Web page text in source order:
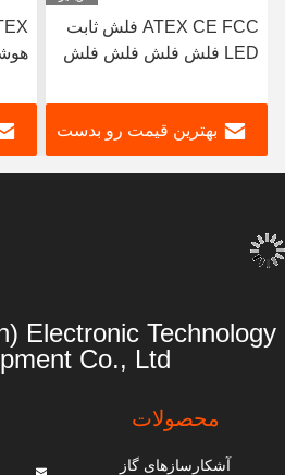
ATEX CE FCC فلش ثابت
LED فلش فلش فلش فلش
بهترین قیمت رو بدست
کش
Electronic Technology
Co., Ltd.
محصولات
آشکارسازهای گاز